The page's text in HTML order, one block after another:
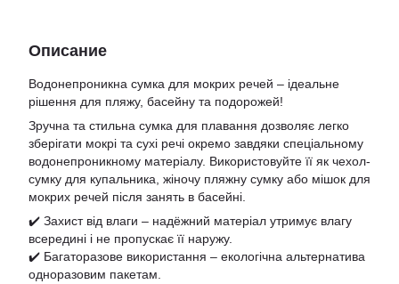
Описание
Водонепроникна сумка для мокрих речей – ідеальне
рішення для пляжу, басейну та подорожей!
Зручна та стильна сумка для плавання дозволяє легко
зберігати мокрі та сухі речі окремо завдяки спеціальному
водонепроникному матеріалу. Використовуйте її як чехол-
сумку для купальника, жіночу пляжну сумку або мішок для
мокрих речей після занять в басейні.
✔️ Захист від влаги – надёжний матеріал утримує влагу
всередині і не пропускає її наружу.
✔️ Багаторазове використання – екологічна альтернатива
одноразовим пакетам.